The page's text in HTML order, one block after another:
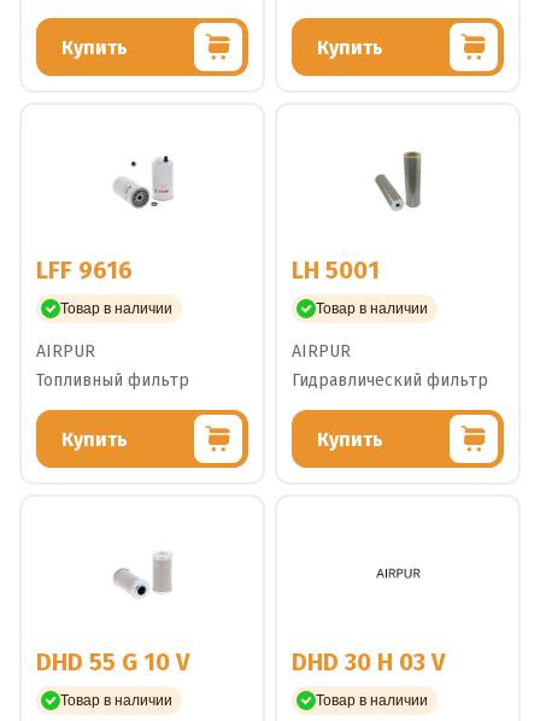
Купить Купить
LFF 9616
Товар в наличии
AIRPUR
Топливный фильтр
Купить
LH 5001
Товар в наличии
AIRPUR
Гидравлический фильтр
Купить
DHD 55 G 10 V
Товар в наличии
DHD 30 H 03 V
Товар в наличии